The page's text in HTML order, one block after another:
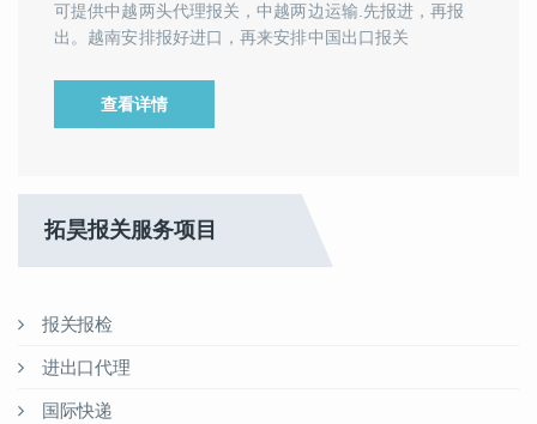
可提供中越两头代理报关，中越两边运输.先报进，再报
出。越南安排报好进口，再来安排中国出口报关
查看详情
拓昊报关服务项目
报关报检
进出口代理
国际快递